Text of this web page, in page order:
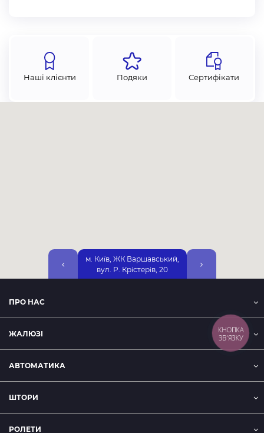
Покупка частинами під 0% від monobank
Криптовалютою (USDT, BTC, SOL, ETH, FDUSD, USDC,
Наші клієнти Подяки Сертифікати
м. Київ, ЖК Варшавський,
вул. Р. Крістерів, 20
Набережна, 25А, 2-
ПРО НАС
ЖАЛЮЗІ
АВТОМАТИКА
ШТОРИ
РОЛЕТИ
КНОПКА
ЗВ'ЯЗКУ